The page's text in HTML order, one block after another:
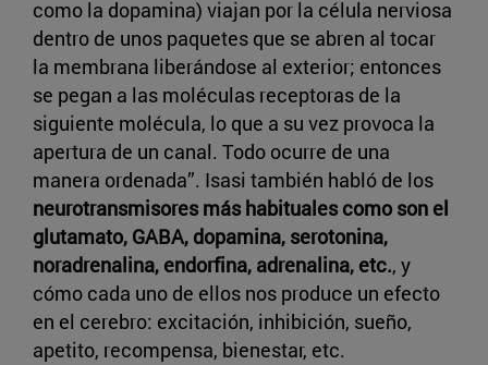
como la dopamina) viajan por la célula nerviosa
dentro de unos paquetes que se abren al tocar
la membrana liberándose al exterior; entonces
se pegan a las moléculas receptoras de la
siguiente molécula, lo que a su vez provoca la
apertura de un canal. Todo ocurre de una
manera ordenada”. Isasi también habló de los
neurotransmisores más habituales como son el
glutamato, GABA, dopamina, serotonina,
noradrenalina, endorfina, adrenalina, etc., y
cómo cada uno de ellos nos produce un efecto
en el cerebro: excitación, inhibición, sueño,
apetito, recompensa, bienestar, etc.